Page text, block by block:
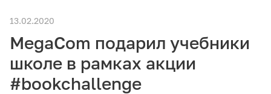
Жеке кардарларга
Ишкердик үчүн
Байланыш
13.02.2020
MegaCom подарил учебники
школе в рамках акции
#bookchallenge